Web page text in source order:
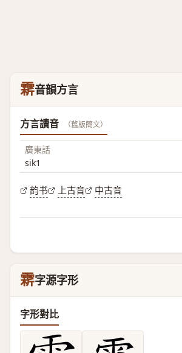
䨛音韻方言
方言讀音 （舊版簡文）
廣東話
sik1
韵书 上古音 中古音
䨛字源字形
字形對比